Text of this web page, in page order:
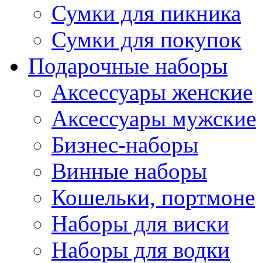
Сумки для пикника
Сумки для покупок
Подарочные наборы
Аксессуары женские
Аксессуары мужские
Бизнес-наборы
Винные наборы
Кошельки, портмоне
Наборы для виски
Наборы для водки